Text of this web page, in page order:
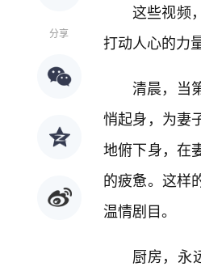
分享
这些视频
打动人心的力量
清晨，当
悄起身，为妻
地俯下身，在
的疲惫。这样
温情剧目。
厨房，永